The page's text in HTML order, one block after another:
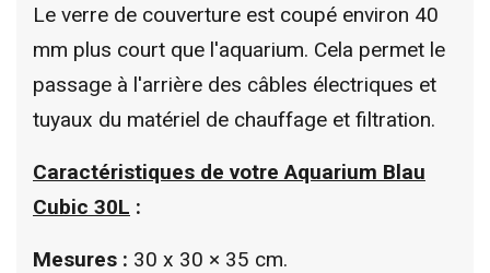
Le verre de couverture est coupé environ 40
mm plus court que l'aquarium. Cela permet le
passage à l'arrière des câbles électriques et
tuyaux du matériel de chauffage et filtration.
Caractéristiques de votre Aquarium Blau
Cubic 30L :
Mesures : 30 x 30 × 35 cm.